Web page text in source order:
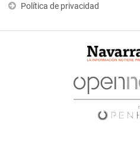
Política de privacidad